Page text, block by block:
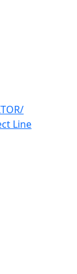
Line